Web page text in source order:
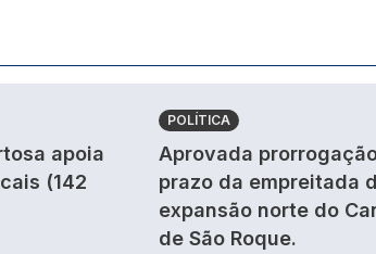
apoia
(142
POLÍTICA
Aprovada
prazo da empreitada
expansão norte do
de São Roque.